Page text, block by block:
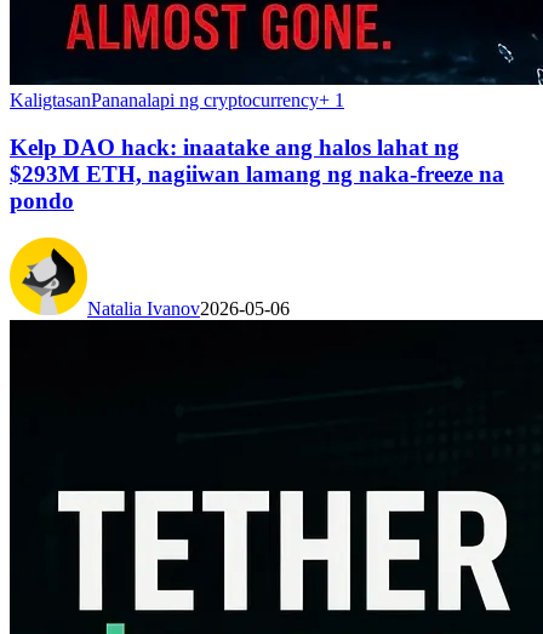
KaligtasanPananalapi ng cryptocurrency+ 1
Kelp DAO hack: inaatake ang halos lahat ng
$293M ETH, nagiiwan lamang ng naka-freeze na
pondo
Natalia Ivanov2026-05-06